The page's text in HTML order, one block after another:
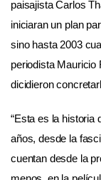
paisajista Carlos
iniciaran un plan
sino hasta 2003
periodista Mauricio
dicidieron
“Esta es la historia
años, desde la
cuentan desde la